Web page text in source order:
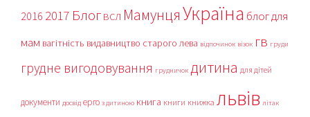
2016 2017 Блог ВСЛ МамунцяУкраїна блог для
мам вагітність видавництво старого лева відпочинок візок гв груди
грудне вигодовування грудничок дитина для дітей
документи досвід ерго з дитиною книга книги книжка львів літак